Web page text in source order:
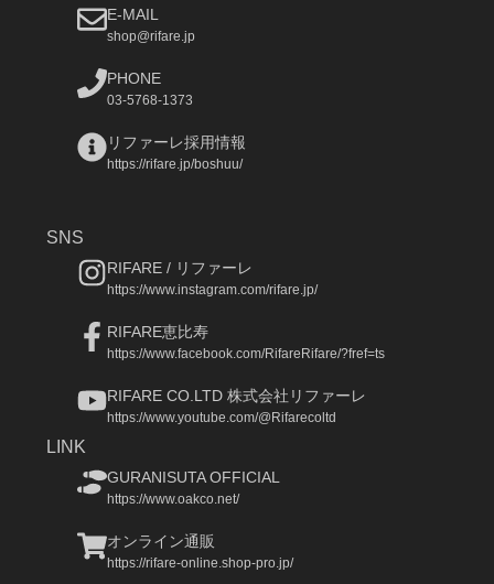
E-MAIL
shop@rifare.jp
PHONE
03-5768-1373
リファーレ採用情報
https://rifare.jp/boshuu/
SNS
RIFARE / リファーレ
https://www.instagram.com/rifare.jp/
RIFARE恵比寿
https://www.facebook.com/RifareRifare/?fref=ts
RIFARE CO.LTD 株式会社リファーレ
https://www.youtube.com/@Rifarecoltd
LINK
GURANISUTA OFFICIAL
https://www.oakco.net/
オンライン通販
https://rifare-online.shop-pro.jp/